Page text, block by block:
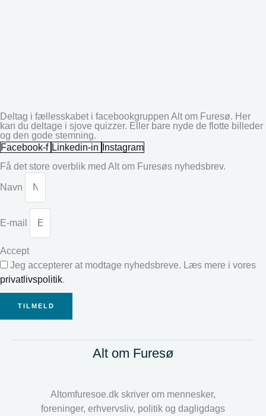
Deltag i fællesskabet i facebookgruppen Alt om Furesø. Her
kan du deltage i sjove quizzer. Eller bare nyde de flotte billeder
og den gode stemning.
Facebook-f Linkedin-in
Instagram
Få det store overblik med Alt om Furesøs nyhedsbrev.
Navn
E-mail
Accept
Jeg accepterer at modtage nyhedsbreve. Læs mere i vores
privatlivspolitik.
TILMELD
Alt om Furesø
Altomfuresoe.dk skriver om mennesker,
foreninger, erhvervsliv, politik og dagligdags